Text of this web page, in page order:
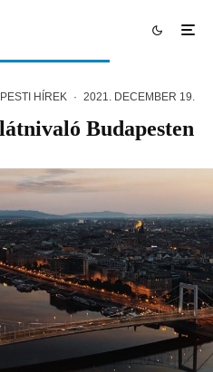
HÍREK · 2021. DECEMBER 19.
Budapesten